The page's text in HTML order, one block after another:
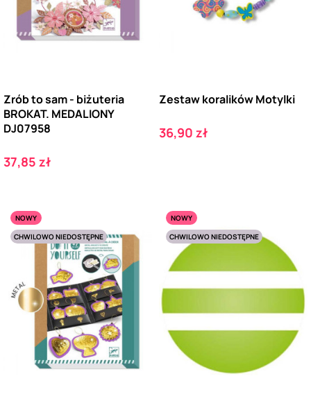
Zrób to sam - biżuteria
BROKAT. MEDALIONY
DJ07958
Cena
37,85 zł
Zestaw koralików Motylki
Cena
36,90 zł
NOWY
CHWILOWO NIEDOSTĘPNE
NOWY
CHWILOWO NIEDOSTĘPNE